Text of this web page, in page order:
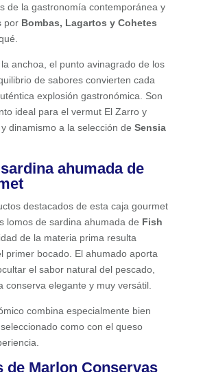
de la gastronomía contemporánea y
por Bombas, Lagartos y Cohetes
anchoa, el punto avinagrado de los
de sabores convierten cada
explosión gastronómica. Son
ideal para el vermut El Zarro y
dinamismo a la selección de Sensia
ahumada de
destacados de esta caja gourmet
lomos de sardina ahumada de Fish
de la materia prima resulta
primer bocado. El ahumado aporta
el sabor natural del pescado,
conserva elegante y muy versátil.
combina especialmente bien
como con el queso
de Marlon Conservas